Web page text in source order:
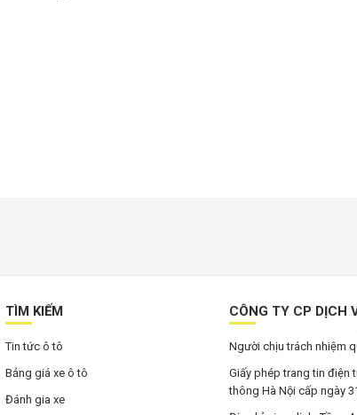
TÌM KIẾM
Tin tức ô tô
Bảng giá xe ô tô
Đánh gia xe
CÔNG TY CP DỊCH
Người chịu trách nhiệm
Giấy phép trang tin điện
thông Hà Nội cấp ngày